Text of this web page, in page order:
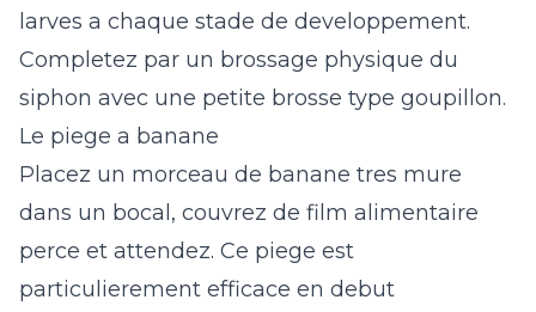
larves a chaque stade de developpement.
Completez par un brossage physique du
siphon avec une petite brosse type goupillon.
Le piege a banane
Placez un morceau de banane tres mure
dans un bocal, couvrez de film alimentaire
perce et attendez. Ce piege est
particulierement efficace en debut